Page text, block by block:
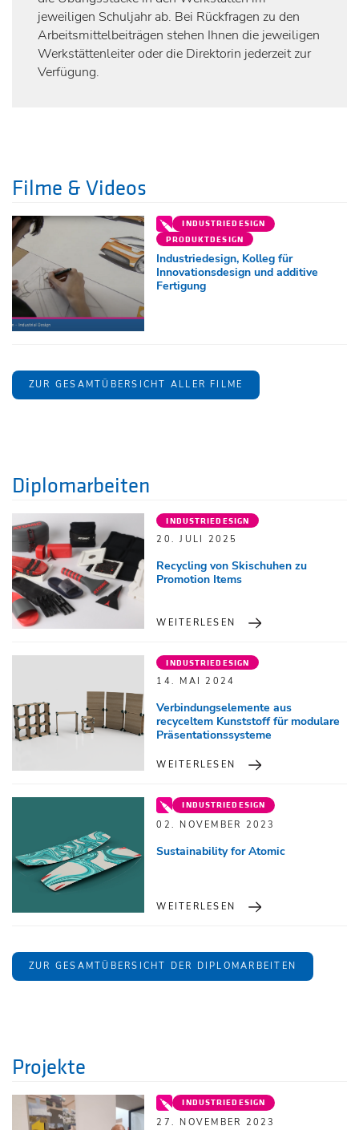
jeweiligen Schuljahr ab. Bei Rückfragen zu den
Arbeitsmittelbeiträgen stehen Ihnen die jeweiligen
Werkstättenleiter oder die Direktorin jederzeit zur
Verfügung.
Filme & Videos
INDUSTRIEDESIGN
PRODUKTDESIGN
Industriedesign, Kolleg für
Innovationsdesign und additive
Fertigung
ZUR GESAMTÜBERSICHT ALLER FILME
Diplomarbeiten
INDUSTRIEDESIGN
20. JULI 2025
Recycling von Skischuhen zu
Promotion Items
WEITERLESEN
INDUSTRIEDESIGN
14. MAI 2024
Verbindungselemente aus
recyceltem Kunststoff für modulare
Präsentationssysteme
WEITERLESEN
INDUSTRIEDESIGN
02. NOVEMBER 2023
Sustainability for Atomic
WEITERLESEN
ZUR GESAMTÜBERSICHT DER DIPLOMARBEITEN
Projekte
INDUSTRIEDESIGN
27. NOVEMBER 2023